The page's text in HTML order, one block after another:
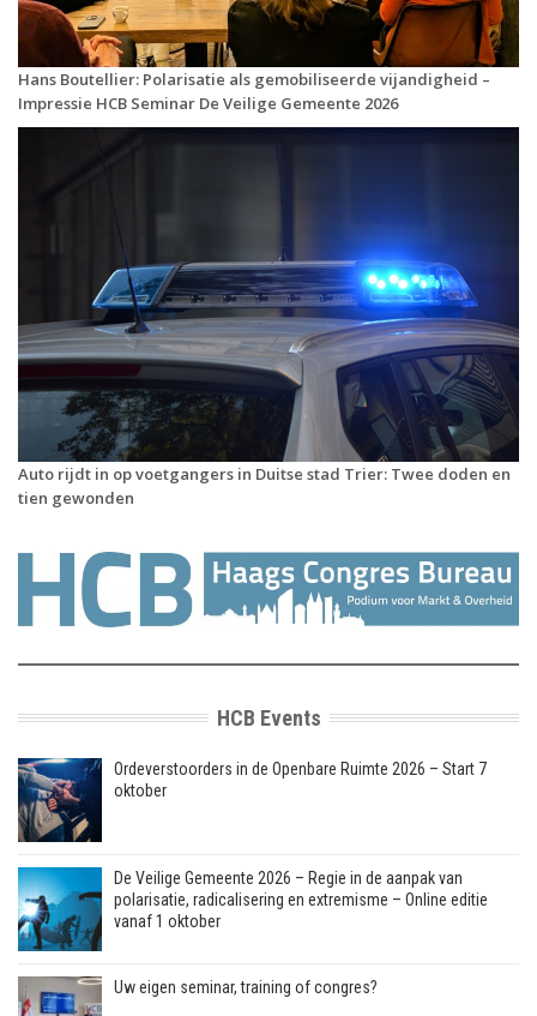
Hans Boutellier: Polarisatie als gemobiliseerde vijandigheid –
Impressie HCB Seminar De Veilige Gemeente 2026
Auto rijdt in op voetgangers in Duitse stad Trier: Twee doden en
tien gewonden
HCB Events
Ordeverstoorders in de Openbare Ruimte 2026 – Start 7
oktober
De Veilige Gemeente 2026 – Regie in de aanpak van
polarisatie, radicalisering en extremisme – Online editie
vanaf 1 oktober
Uw eigen seminar, training of congres?